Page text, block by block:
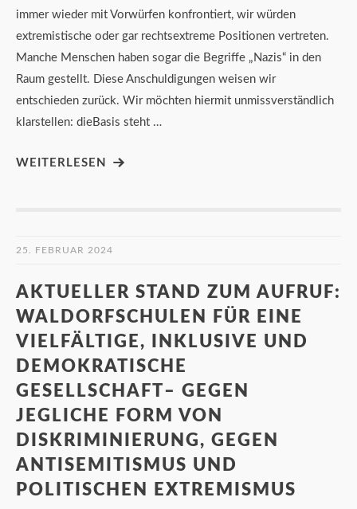
immer wieder mit Vorwürfen konfrontiert, wir würden
extremistische oder gar rechtsextreme Positionen vertreten.
Manche Menschen haben sogar die Begriffe „Nazis“ in den
Raum gestellt. Diese Anschuldigungen weisen wir
entschieden zurück. Wir möchten hiermit unmissverständlich
klarstellen: dieBasis steht …
WEITERLESEN
25. FEBRUAR 2024
AKTUELLER STAND ZUM AUFRUF:
WALDORFSCHULEN FÜR EINE
VIELFÄLTIGE, INKLUSIVE UND
DEMOKRATISCHE
GESELLSCHAFT– GEGEN
JEGLICHE FORM VON
DISKRIMINIERUNG, GEGEN
ANTISEMITISMUS UND
POLITISCHEN EXTREMISMUS